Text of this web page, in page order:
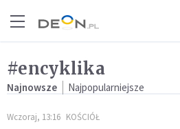
#encyklika
Najnowsze Najpopularniejsze
Wczoraj, 13:16 KOŚCIÓŁ